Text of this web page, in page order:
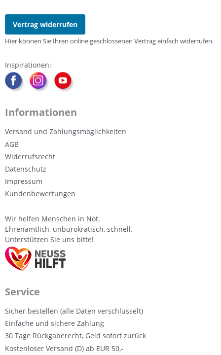
Vertrag widerrufen
Hier können Sie Ihren online geschlossenen Vertrag einfach widerrufen.
Inspirationen:
Informationen
Versand und Zahlungsmöglichkeiten
AGB
Widerrufsrecht
Datenschutz
Impressum
Kundenbewertungen
Wir helfen Menschen in Not.
Ehrenamtlich, unbürokratisch, schnell.
Unterstützen Sie uns bitte!
Service
Sicher bestellen (alle Daten verschlüsselt)
Einfache und sichere Zahlung
30 Tage Rückgaberecht, Geld sofort zurück
Kostenloser Versand (D) ab EUR 50,-